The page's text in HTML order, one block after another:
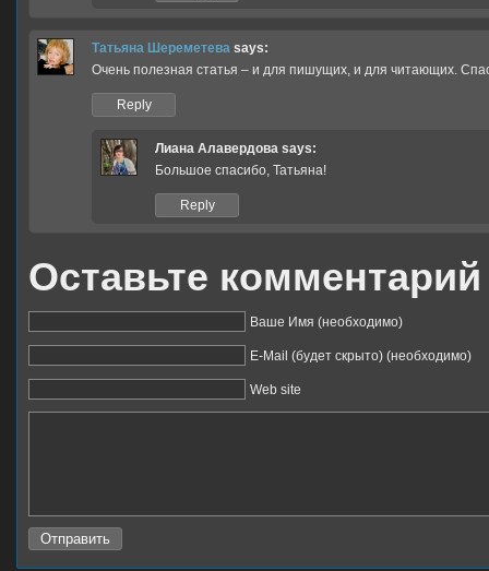
Татьяна Шереметева says:
Очень полезная статья – и для пишущих, и для читающих.
Reply
Лиана Алавердова says:
Большое спасибо, Татьяна!
Reply
Оставьте комментарий
Ваше Имя (необходимо)
E-Mail (будет скрыто) (необходимо)
Web site